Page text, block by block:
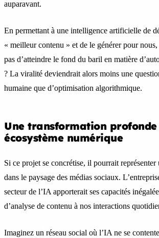
auparavant.
En permettant à une intelligence artificielle de
« meilleur contenu » et de le générer pour
pas d’atteindre le fond du baril en matière
? La viralité deviendrait alors moins une
humaine que d’optimisation algorithmique.
Une transformation
écosystème numérique
Si ce projet se concrétise, il pourrait
dans le paysage des médias sociaux.
secteur de l’IA apporterait ses capacités
d’analyse de contenu à nos interactions
Imaginez un réseau social où l’IA ne se